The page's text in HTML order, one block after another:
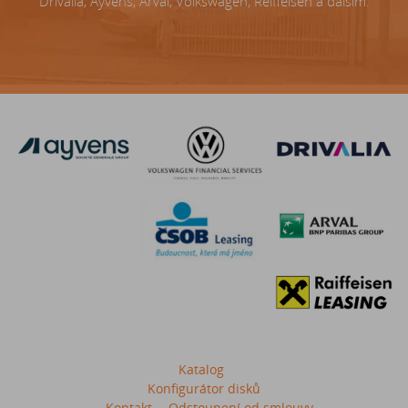
Katalog
Konfigurátor disků